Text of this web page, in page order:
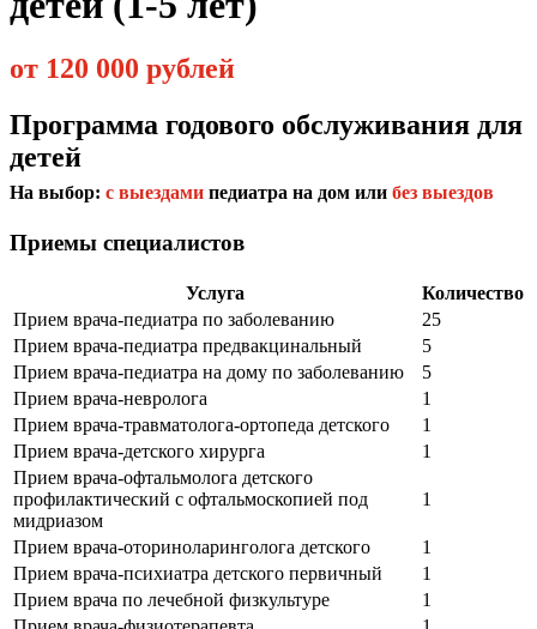
от 120 000 рублей
Программа годового обслуживания для
детей
На выбор: с выездами педиатра на дом или без выездов
Приемы специалистов
Услуга
Количество
Прием врача-педиатра по заболеванию
25
Прием врача-педиатра предвакцинальный
5
Прием врача-педиатра на дому по заболеванию
5
Прием врача-невролога
1
Прием врача-травматолога-ортопеда детского
1
Прием врача-детского хирурга
1
Прием врача-офтальмолога детского
профилактический с офтальмоскопией под
мидриазом
1
Прием врача-оториноларинголога детского
1
Прием врача-психиатра детского первичный
1
Прием врача по лечебной физкультуре
1